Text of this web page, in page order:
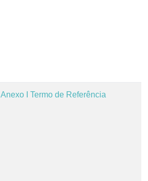
Anexo I Termo de Referência